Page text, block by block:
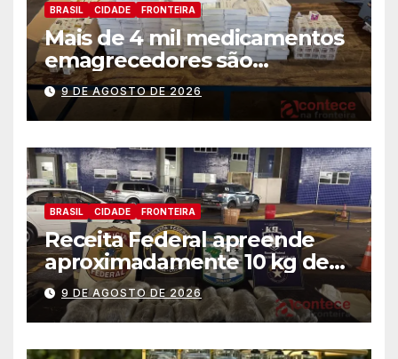
BRASIL CIDADE FRONTEIRA
Mais de 4 mil medicamentos
emagrecedores são
apreendidos pela Receita
Federal
9 DE AGOSTO DE 2026
BRASIL CIDADE FRONTEIRA
Receita Federal apreende
aproximadamente 10 kg de
substância análoga ao
capulho
9 DE AGOSTO DE 2026